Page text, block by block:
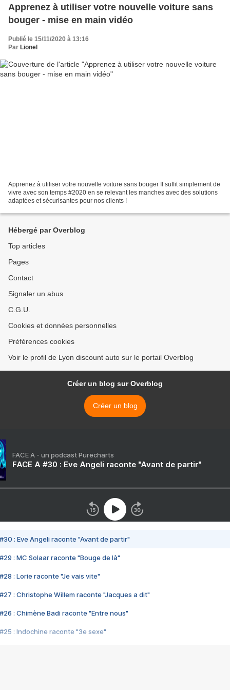
Apprenez à utiliser votre nouvelle voiture sans
bouger - mise en main vidéo
Publié le 15/11/2020 à 13:16
Par Lionel
Apprenez à utiliser votre nouvelle voiture sans bouger Il suffit simplement de
vivre avec son temps #2020 en se relevant les manches avec des solutions
adaptées et sécurisantes pour nos clients !
Hébergé par Overblog
Top articles
Pages
Contact
Signaler un abus
C.G.U.
Cookies et données personnelles
Préférences cookies
Voir le profil de Lyon discount auto sur le portail Overblog
Créer un blog sur Overblog
Créer un blog
FACE A - un podcast Purecharts
FACE A #30 : Eve Angeli raconte "Avant de partir"
#30 : Eve Angeli raconte "Avant de partir"
#29 : MC Solaar raconte "Bouge de là"
#28 : Lorie raconte "Je vais vite"
#27 : Christophe Willem raconte "Jacques a dit"
#26 : Chimène Badi raconte "Entre nous"
#25 : Indochine raconte "3e sexe"